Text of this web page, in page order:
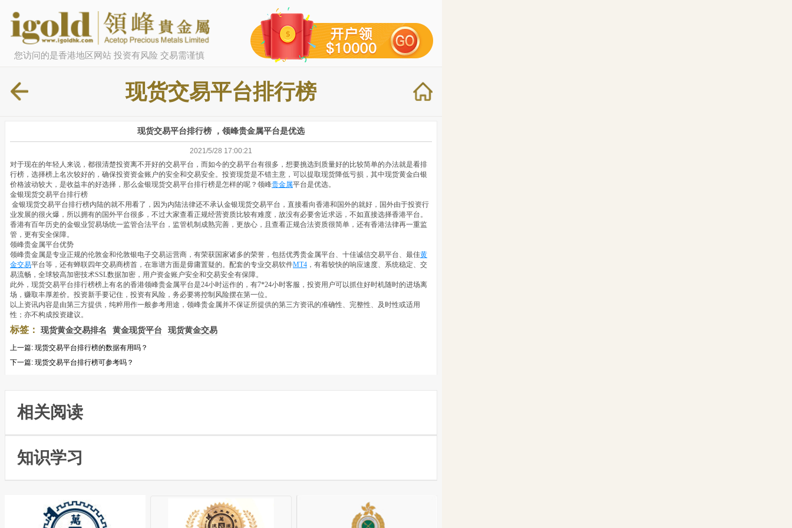
您访问的是香港地区网站 投资有风险 交易需谨慎
现货交易平台排行榜
现货交易平台排行榜 ，领峰贵金属平台是优选
2021/5/28 17:00:21
对于现在的年轻人来说，都很清楚投资离不开好的交易平台，而如今的交易平台有很多，想要挑选到质量好的比较简单的办法就是看排
行榜，选择榜上名次较好的，确保投资资金账户的安全和交易安全。投资现货是不错主意，可以提取现货降低亏损，其中现货黄金白银
价格波动较大，是收益丰的好选择，那么金银现货交易平台排行榜是怎样的呢？领峰贵金属平台是优选。
金银现货交易平台排行榜
金银现货交易平台排行榜内陆的就不用看了，因为内陆法律还不承认金银现货交易平台，直接看向香港和国外的就好，国外由于投资行
业发展的很火爆，所以拥有的国外平台很多，不过大家查看正规经营资质比较有难度，故没有必要舍近求远，不如直接选择香港平台。
香港有百年历史的金银业贸易场统一监管合法平台，监管机制成熟完善，更放心，且查看正规合法资质很简单，还有香港法律再一重监
管，更有安全保障。
领峰贵金属平台优势
领峰贵金属是专业正规的伦敦金和伦敦银电子交易运营商，有荣获国家诸多的荣誉，包括优秀贵金属平台、十佳诚信交易平台、最佳黄
金交易平台等，还有蝉联四年交易商榜首，在靠谱方面是毋庸置疑的。配套的专业交易软件MT4 ，有着较快的响应速度、系统稳定、交
易流畅，全球较高加密技术SSL数据加密，用户资金账户安全和交易安全有保障。
此外，现货交易平台排行榜榜上有名的香港领峰贵金属平台是24小时运作的，有7*24小时客服，投资用户可以抓住好时机随时的进场离
场，赚取丰厚差价。投资新手要记住，投资有风险，务必要将控制风险摆在第一位。
以上资讯内容是由第三方提供，纯粹用作一般参考用途，领峰贵金属并不保证所提供的第三方资讯的准确性、完整性、及时性或适用
性；亦不构成投资建议。
标签： 现货黄金交易排名 黄金现货平台 现货黄金交易
上一篇: 现货交易平台排行榜的数据有用吗？
下一篇: 现货交易平台排行榜可参考吗？
相关阅读
知识学习